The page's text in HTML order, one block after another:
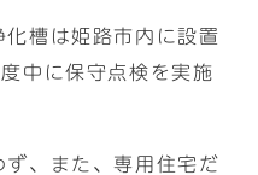
槽は姫路市内に設置
中に保守点検を実施
ず、また、専用住宅だ